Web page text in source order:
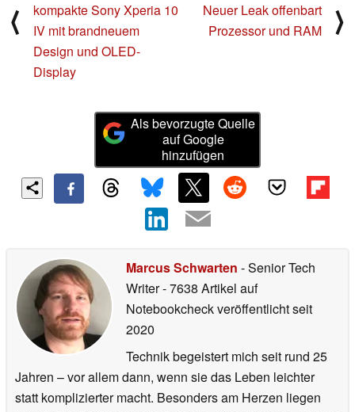
⟨
kompakte Sony Xperia 10
IV mit brandneuem
Design und OLED-
Display
Neuer Leak offenbart
Prozessor und RAM
⟩
Als bevorzugte Quelle
auf Google
hinzufügen
Marcus Schwarten - Senior Tech
Writer- 7638 Artikel auf
Notebookcheck veröffentlichtseit
2020
Technik begeistert mich seit rund 25
Jahren – vor allem dann, wenn sie das Leben leichter
statt komplizierter macht. Besonders am Herzen liegen